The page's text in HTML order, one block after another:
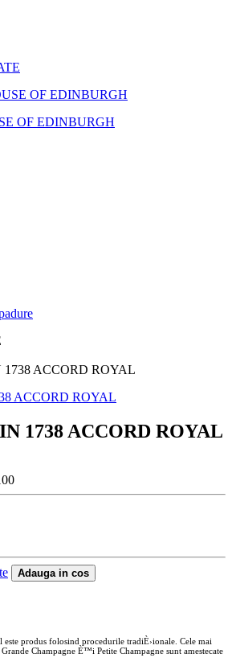
OF EDINBURGH
ACCORD ROYAL
1738 ACCORD ROYAL
Adauga in cos
produs folosind procedurile tradiÈ›ionale. Cele mai
Champagne È™i Petite Champagne sunt amestecate